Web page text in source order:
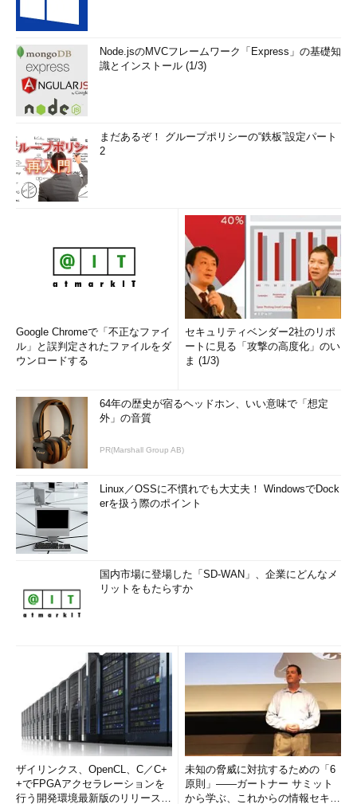
Node.jsのMVCフレームワーク「Express」の基礎知
識とインストール (1/3)
まだあるぞ！ グループポリシーの“鉄板”設定パート
2
Google Chromeで「不正なファイ
ル」と誤判定されたファイルをダ
ウンロードする
セキュリティベンダー2社のリポ
ートに見る「攻撃の高度化」のい
ま (1/3)
64年の歴史が宿るヘッドホン、いい意味で「想定
外」の音質
PR(Marshall Group AB)
Linux／OSSに不慣れでも大丈夫！ WindowsでDock
erを扱う際のポイント
国内市場に登場した「SD-WAN」、企業にどんなメ
リットをもたらすか
ザイリンクス、OpenCL、C／C+
+でFPGAアクセラレーションを
行う開発環境最新版のリリースを
未知の脅威に対抗するための「6
原則」――ガートナー サミット
から学ぶ、これからの情報セキュ